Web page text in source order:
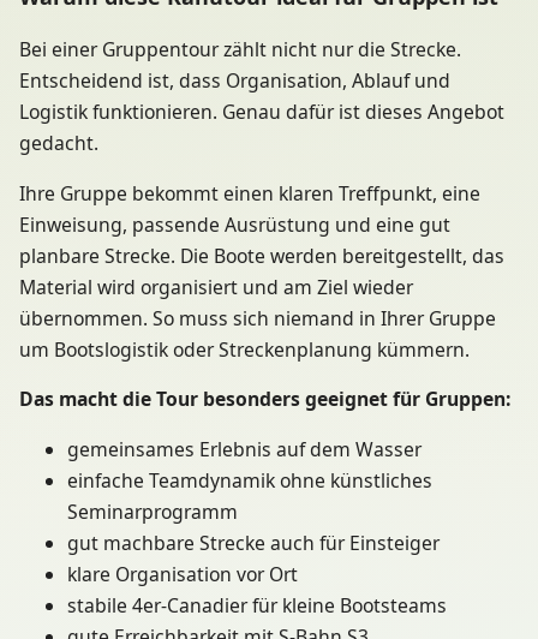
Bei einer Gruppentour zählt nicht nur die Strecke.
Entscheidend ist, dass Organisation, Ablauf und
Logistik funktionieren. Genau dafür ist dieses Angebot
gedacht.
Ihre Gruppe bekommt einen klaren Treffpunkt, eine
Einweisung, passende Ausrüstung und eine gut
planbare Strecke. Die Boote werden bereitgestellt, das
Material wird organisiert und am Ziel wieder
übernommen. So muss sich niemand in Ihrer Gruppe
um Bootslogistik oder Streckenplanung kümmern.
Das macht die Tour besonders geeignet für Gruppen:
gemeinsames Erlebnis auf dem Wasser
einfache Teamdynamik ohne künstliches
Seminarprogramm
gut machbare Strecke auch für Einsteiger
klare Organisation vor Ort
stabile 4er-Canadier für kleine Bootsteams